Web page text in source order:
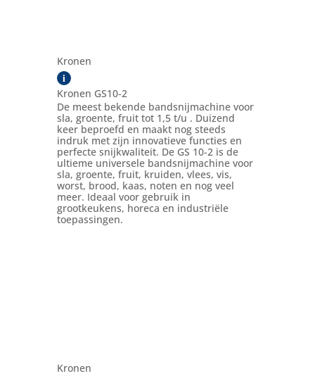
Kronen
i
Kronen GS10-2
De meest bekende bandsnijmachine voor
sla, groente, fruit tot 1,5 t/u . Duizend
keer beproefd en maakt nog steeds
indruk met zijn innovatieve functies en
perfecte snijkwaliteit. De GS 10-2 is de
ultieme universele bandsnijmachine voor
sla, groente, fruit, kruiden, vlees, vis,
worst, brood, kaas, noten en nog veel
meer. Ideaal voor gebruik in
grootkeukens, horeca en industriële
toepassingen.
Kronen